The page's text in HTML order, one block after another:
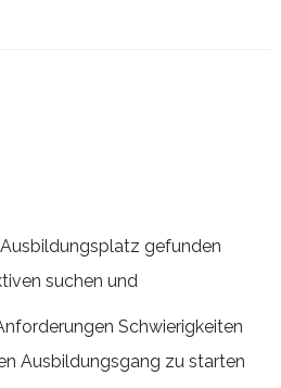
gefunden
suchen und
Schwierigkeiten
Ausbildungsgang zu starten